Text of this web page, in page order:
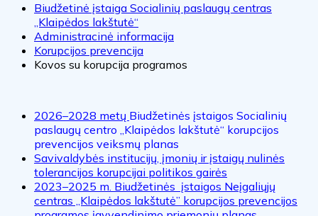
Biudžetinė įstaiga Socialinių paslaugų centras
„Klaipėdos lakštutė“
Administracinė informacija
Korupcijos prevencija
Kovos su korupcija programos
2026–2028 metų Biudžetinės įstaigos Socialinių
paslaugų centro ,,Klaipėdos lakštutė“ korupcijos
prevencijos veiksmų planas
Savivaldybės institucijų, įmonių ir įstaigų nulinės
tolerancijos korupcijai politikos gairės
2023–2025 m. Biudžetinės įstaigos Neįgaliųjų
centras „Klaipėdos lakštutė” korupcijos prevencijos